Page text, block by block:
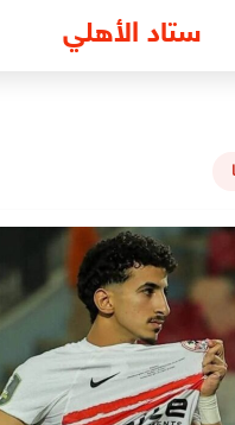
ستاد الأهلي